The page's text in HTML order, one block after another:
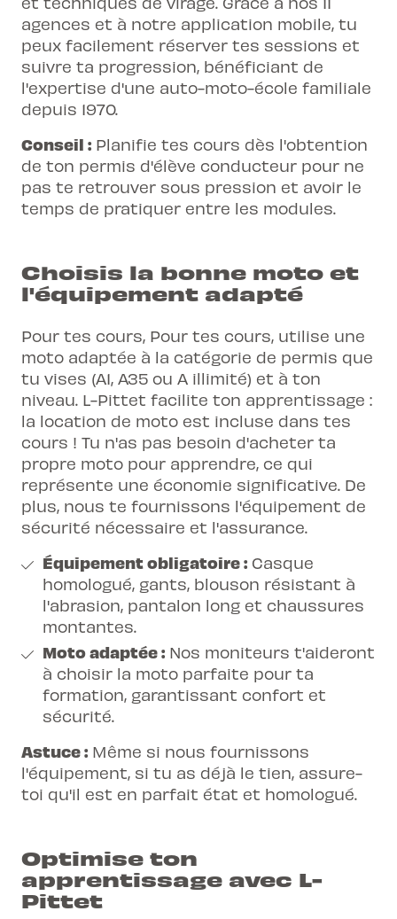
agences et à notre application mobile, tu
peux facilement réserver tes sessions et
suivre ta progression, bénéficiant de
l'expertise d'une auto-moto-école familiale
depuis 1970.
Conseil : Planifie tes cours dès l'obtention
de ton permis d'élève conducteur pour ne
pas te retrouver sous pression et avoir le
temps de pratiquer entre les modules.
Choisis la bonne moto et
l'équipement adapté
Pour tes cours, Pour tes cours, utilise une
moto adaptée à la catégorie de permis que
tu vises (A1, A35 ou A illimité) et à ton
niveau. L-Pittet facilite ton apprentissage :
la location de moto est incluse dans tes
cours ! Tu n'as pas besoin d'acheter ta
propre moto pour apprendre, ce qui
représente une économie significative. De
plus, nous te fournissons l'équipement de
sécurité nécessaire et l'assurance.
Équipement obligatoire : Casque
homologué, gants, blouson résistant à
l'abrasion, pantalon long et chaussures
montantes.
Moto adaptée : Nos moniteurs t'aideront
à choisir la moto parfaite pour ta
formation, garantissant confort et
sécurité.
Astuce : Même si nous fournissons
l'équipement, si tu as déjà le tien, assure-
toi qu'il est en parfait état et homologué.
Optimise ton
apprentissage avec L-
Pittet